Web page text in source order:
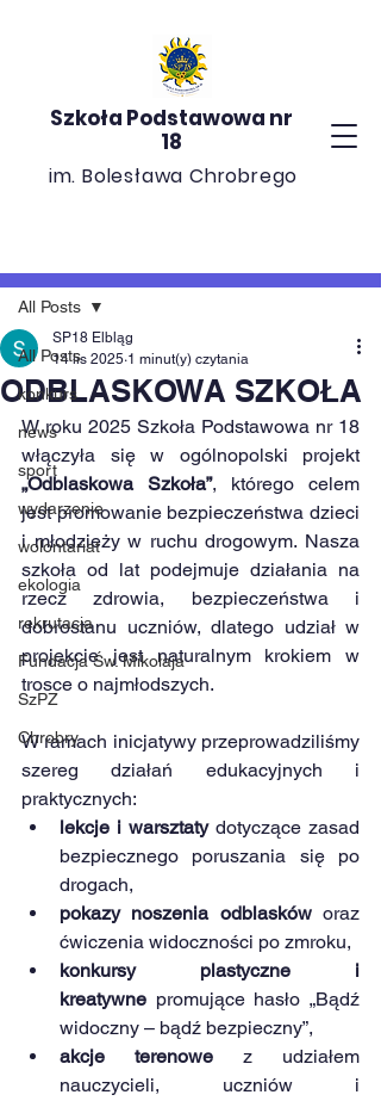
Szkoła Podstawowa nr
18
im. Bolesława Chrobrego
All Posts
konkurs
news
sport
wydarzenie
wolontariat
ekologia
rekrutacja
Fundacja Św. Mikołaja
SzPZ
Chrobry
All Posts
ODBLASKOWA SZKOŁA
SP18 Elbląg
14 lis 2025 1 minut(y) czytania
W roku 2025 Szkoła Podstawowa nr 18
włączyła się w ogólnopolski projekt
„Odblaskowa Szkoła”, którego celem
jest promowanie bezpieczeństwa dzieci
i młodzieży w ruchu drogowym. Nasza
szkoła od lat podejmuje działania na
rzecz zdrowia, bezpieczeństwa i
dobrostanu uczniów, dlatego udział w
projekcie jest naturalnym krokiem w
trosce o najmłodszych.
W ramach inicjatywy przeprowadziliśmy
szereg działań edukacyjnych i
praktycznych:
lekcje i warsztaty dotyczące zasad
bezpiecznego poruszania się po
drogach,
pokazy noszenia odblasków oraz
ćwiczenia widoczności po zmroku,
konkursy plastyczne i
kreatywne promujące hasło „Bądź
widoczny – bądź bezpieczny”,
akcje terenowe z udziałem
nauczycieli, uczniów i